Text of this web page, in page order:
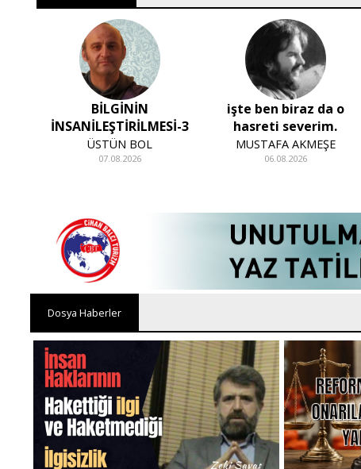
BİLGİNİN
İNSANİLEŞTİRİLMESİ-3
ÜSTÜN BOL
07.08.2026
işte ben biraz da o
hasreti severim.
MUSTAFA AKMEŞE
06.08.2026
Dosya Haberler